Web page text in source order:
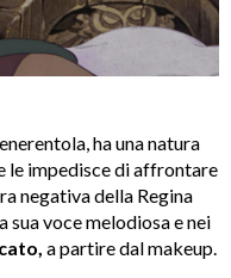
ha una natura
le impedisce di affrontare
negativa della Regina
sua voce melodiosa e nei
a partire dal makeup.